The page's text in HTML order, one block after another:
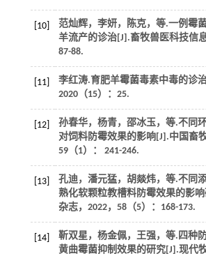
[10] 范灿辉，李妍，陈克， 等.一例霉
羊流产的诊治[J].畜牧兽医科技信
87-88.
[11] 李红涛.育肥羊霉菌毒素中毒的诊
2020（15）：25.
[12] 孙春华，杨青，邵冰玉， 等.不同
对饲料防霉效果的影响[J].中国畜
59（1）： 241-246.
[13] 孔迪，潘元猛，胡燚炜， 等.不同
熟化软颗粒教槽料防霉效果的影
杂志， 2022， 58（5）：168-173.
[14] 靳双星，杨金佩，王强， 等.四种
黄曲霉菌抑制效果的研究[J].现代